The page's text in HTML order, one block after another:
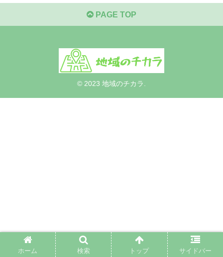
PAGE TOP
© 2023 地域のチカラ.
ホーム 検索 トップ サイドバー